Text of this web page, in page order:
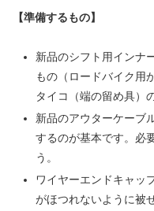
【準備するもの】
新品のシフト用インナ
もの（ロードバイク用
タイコ（端の留め具）
新品のアウターケーブ
するのが基本です。必
う。
ワイヤーエンドキャッ
がほつれないように被